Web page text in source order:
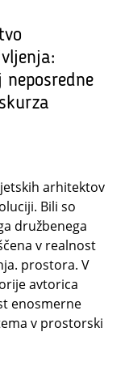
arhitektov
Bili so
družbenega
v realnost
prostora. V
avtorica
enosmerne
v prostorski